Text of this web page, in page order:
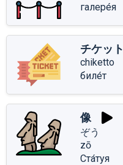
галере́я
チケット
chiketto
биле́т
像
ぞう
zō
Ста́туя